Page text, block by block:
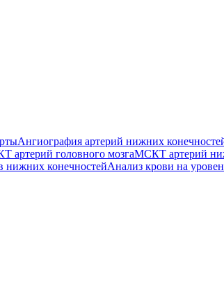
Ангиография артерий нижних
артерий головного мозгаМСКТ артерий
нижних конечностейАнализ крови на